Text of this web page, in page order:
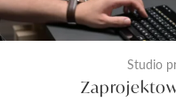
Studio